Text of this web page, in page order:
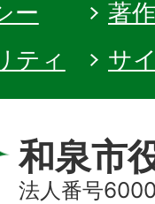
ー
著
ティ
サ
和泉市
法人番号